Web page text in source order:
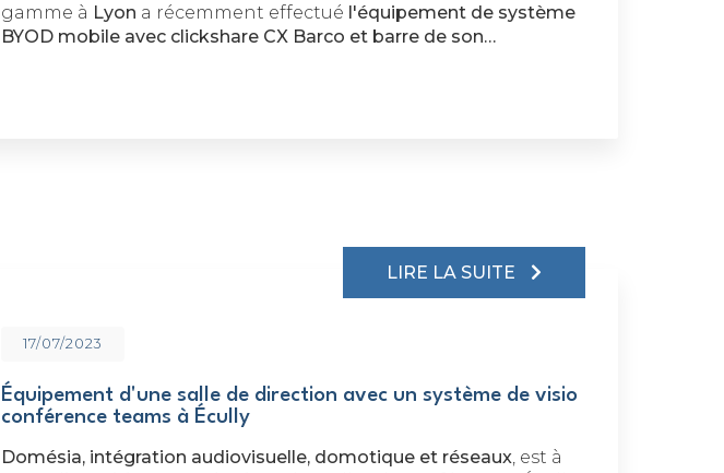
gamme à Lyon a récemment effectué l'équipement de système
BYOD mobile avec clickshare CX Barco et barre de son…
17/07/2023
Équipement d'une salle de direction avec un système de visio
conférence teams à Écully
Domésia, intégration audiovisuelle, domotique et réseaux, est à
LIRE LA SUITE